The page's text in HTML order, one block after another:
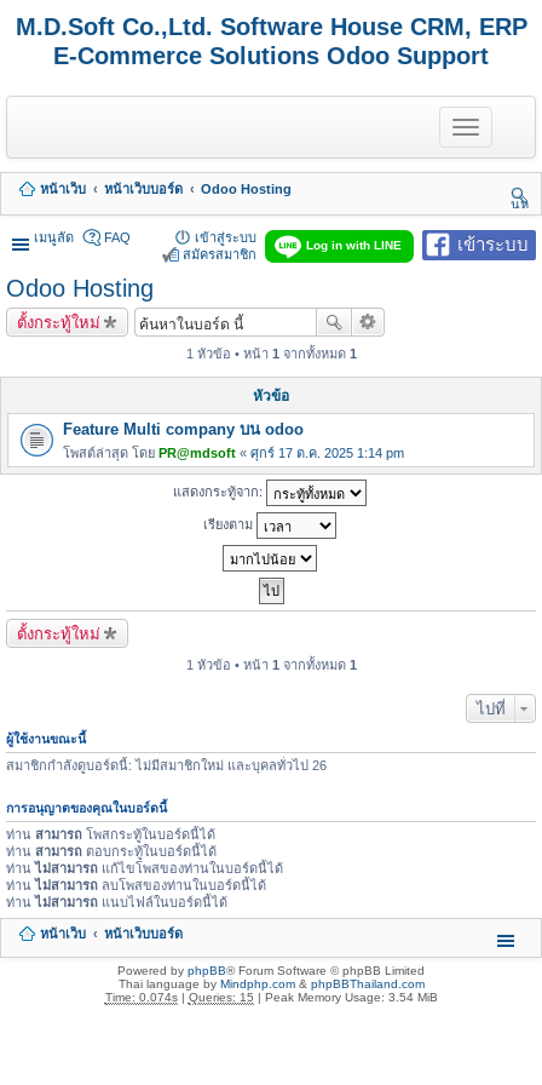
M.D.Soft Co.,Ltd. Software House CRM, ERP
E-Commerce Solutions Odoo Support
T
o
g
e
n
a
o
หน้าเว็บ หน้าเว็บบอร์ด
Odoo Hosting
นห
า
เมนูลัด
เข้าระบบ
Log in with LINE
FAQ
เข้าสู่ระบบ
สมัครสมาชิก
Odoo Hosting
ตั้งกระทู้ใหม่
1 หัวข้อ • หน้า 1 จากทั้งหมด 1
หัวข้อ
Feature Multi company บน odoo
โพสต์ล่าสุด โดย PR@mdsoft « ศุกร์ 17 ต.ค. 2025 1:14 pm
แสดงกระทู้จาก:
เรียงตาม
ตั้งกระทู้ใหม่
1 หัวข้อ • หน้า 1 จากทั้งหมด 1
ไปที่
ผู้ใช้งานขณะนี้
สมาชิกกำลังดูบอร์ดนี้: ไม่มีสมาชิกใหม่ และบุคลทั่วไป 26
การอนุญาตของคุณในบอร์ดนี้
ท่าน สามารถ โพสกระทู้ในบอร์ดนี้ได้
ท่าน สามารถ ตอบกระทู้ในบอร์ดนี้ได้
ท่านไม่สามารถ แก้ไขโพสของท่านในบอร์ดนี้ได้
ท่านไม่สามารถ ลบโพสของท่านในบอร์ดนี้ได้
ท่านไม่สามารถ แนบไฟล์ในบอร์ดนี้ได้
หน้าเว็บ หน้าเว็บบอร์ด
Powered by phpBB® Forum Software © phpBB Limited
Thai language by Mindphp.com& phpBBThailand.com
Time: 0.074s| Queries: 15 | Peak Memory Usage: 3.54 MiB